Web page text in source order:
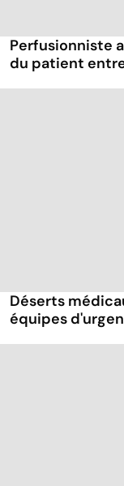
Perfusionniste
du patient
Déserts
équipes